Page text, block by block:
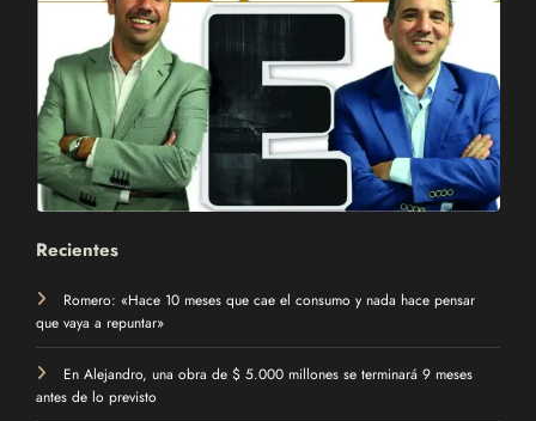
Recientes
Romero: «Hace 10 meses que cae el consumo y nada hace pensar
que vaya a repuntar»
En Alejandro, una obra de $ 5.000 millones se terminará 9 meses
antes de lo previsto